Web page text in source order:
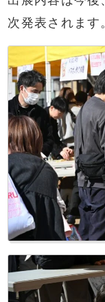
次発表されます。